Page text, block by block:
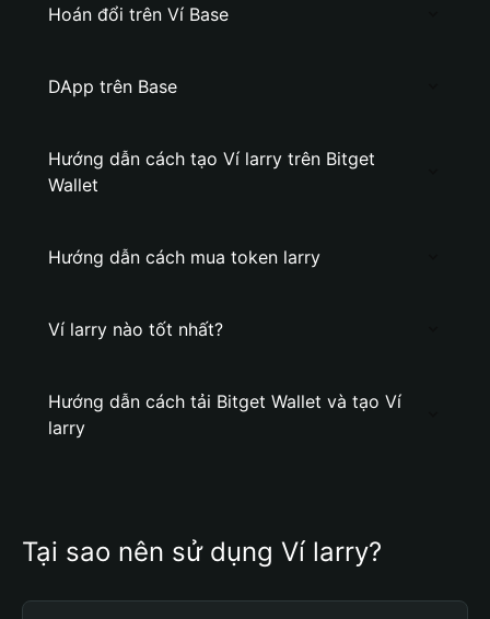
Hoán đổi trên Ví Base
DApp trên Base
Hướng dẫn cách tạo Ví larry trên Bitget
Wallet
Hướng dẫn cách mua token larry
Ví larry nào tốt nhất?
Hướng dẫn cách tải Bitget Wallet và tạo Ví
larry
Tại sao nên sử dụng Ví larry?